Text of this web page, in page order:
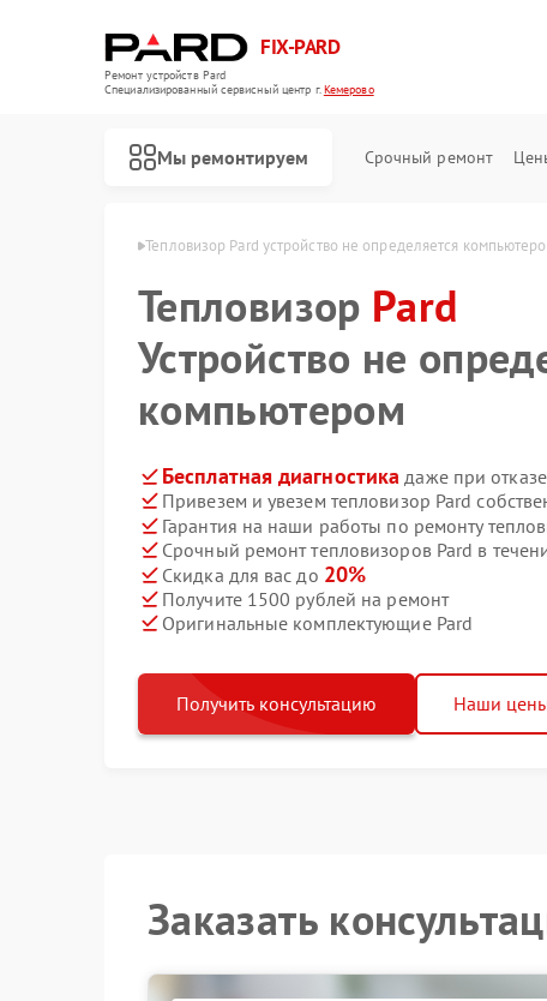
FIX-PARD
Ремонт устройств Pard
Специализированный cервисный центр г.Кемерово
Мы ремонтируем Срочный ремонт
Pard в Кемерово Тепловизор Pard устройство не определяется
Тепловизор Pard
Устройство не
компьютером
Бесплатная диагностика даже при
Привезем и увезем тепловизор Pard
Гарантия на наши работы по ремонту
Срочный ремонт тепловизоров Pard в
Скидка для вас до 20%
Получите 1500 рублей на ремонт
Оригинальные комплектующие Pard
Получить консультацию Наши
Заказать